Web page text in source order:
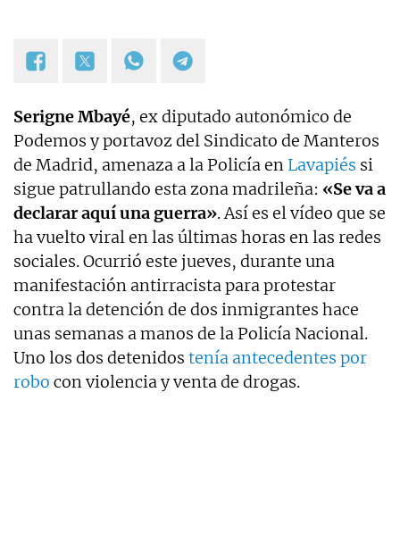
Serigne Mbayé, ex diputado autonómico de
Podemos y portavoz del Sindicato de Manteros
de Madrid, amenaza a la Policía en Lavapiés si
sigue patrullando esta zona madrileña: «Se va a
declarar aquí una guerra». Así es el vídeo que se
ha vuelto viral en las últimas horas en las redes
sociales. Ocurrió este jueves, durante una
manifestación antirracista para protestar
contra la detención de dos inmigrantes hace
unas semanas a manos de la Policía Nacional.
Uno los dos detenidos tenía antecedentes por
robo con violencia y venta de drogas.